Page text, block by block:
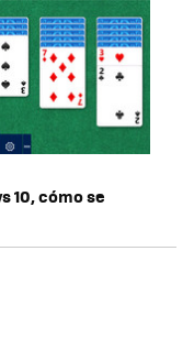
10, cómo se